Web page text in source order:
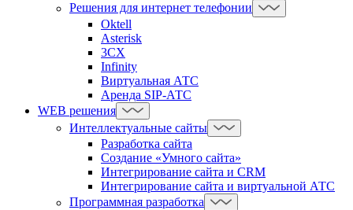
Решения для интернет телефонии
Oktell
Asterisk
3CX
Infinity
Виртуальная АТС
Аренда SIP-АТС
WEB решения
Интеллектуальные сайты
Разработка сайта
Создание «Умного сайта»
Интегрирование сайта и CRM
Интегрирование сайта и виртуальной АТС
Программная разработка